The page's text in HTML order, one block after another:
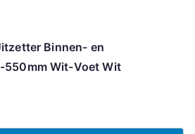
Binnen- en
550mm Wit-Voet Wit